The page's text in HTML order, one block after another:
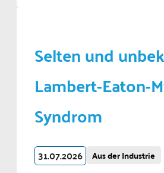
Selten und
Lambert-Eaton-
Syndrom
31.07.2026 Aus der Industrie